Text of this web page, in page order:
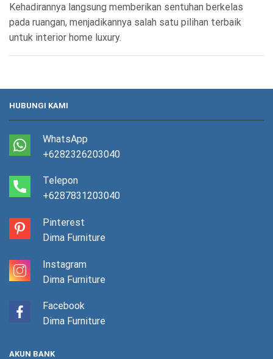
Kehadirannya langsung memberikan sentuhan berkelas
pada ruangan, menjadikannya salah satu pilihan terbaik
untuk interior home luxury.
HUBUNGI KAMI
WhatsApp
+6282326203040
Telepon
+6287831203040
Pinterest
Dima Furniture
Instagram
Dima Furniture
Facebook
Dima Furniture
AKUN BANK